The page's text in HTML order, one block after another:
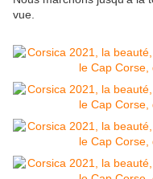
vue.